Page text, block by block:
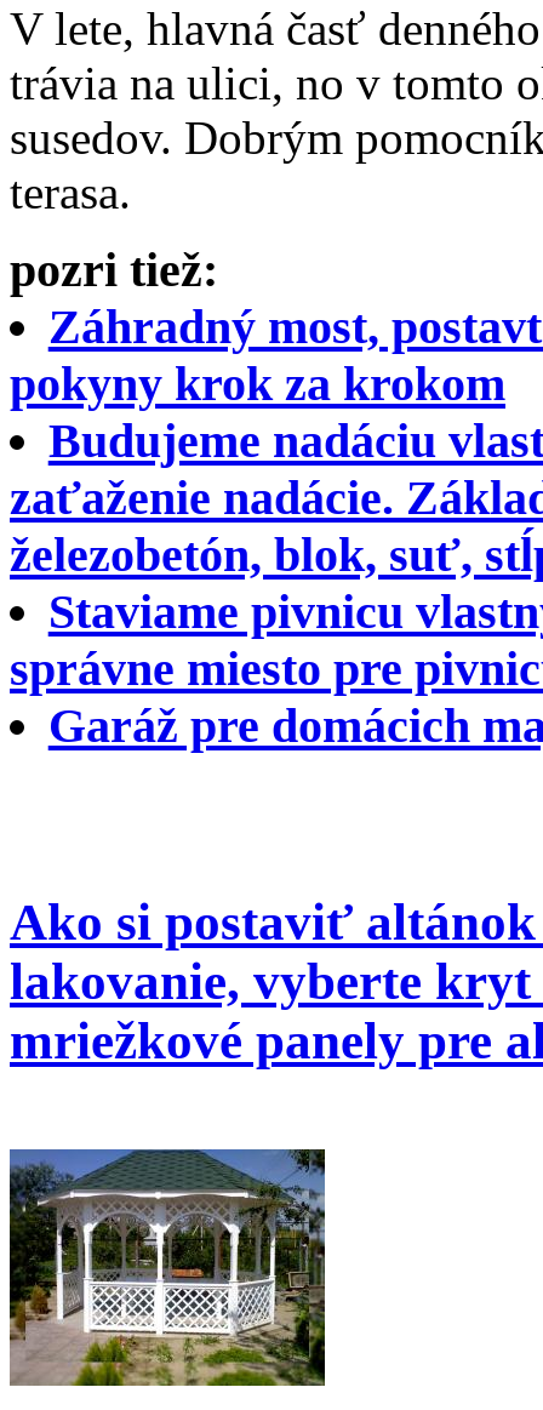
V lete, hlavná časť
trávia na ulici, no v tomto
susedov. Dobrým
terasa.
pozri tiež:
Záhradný most,
pokyny krok za krokom
Budujeme nadáciu
zaťaženie nadácie.
železobetón, blok, suť,
Staviame pivnicu
správne miesto pre
Garáž pre domácich
Ako si postaviť
lakovanie, vyberte
mriežkové panely pre